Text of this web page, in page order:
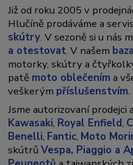
Již od roku 2005 v
Hlučíně prodáváme a
skútry. V sezoně si u nás
a otestovat. V našem
motorky, skútry a
patě moto oblečením a
veškerým příslušenstvím.
Jsme autorizovaní
Kawasaki, Royal Enfield,
Benelli, Fantic, Moto
skútrůVespa, Piaggio a